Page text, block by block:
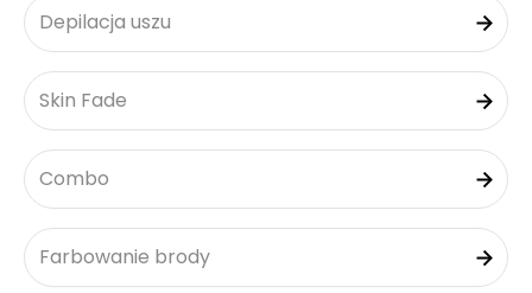
Depilacja uszu
Skin Fade
Combo
Farbowanie brody